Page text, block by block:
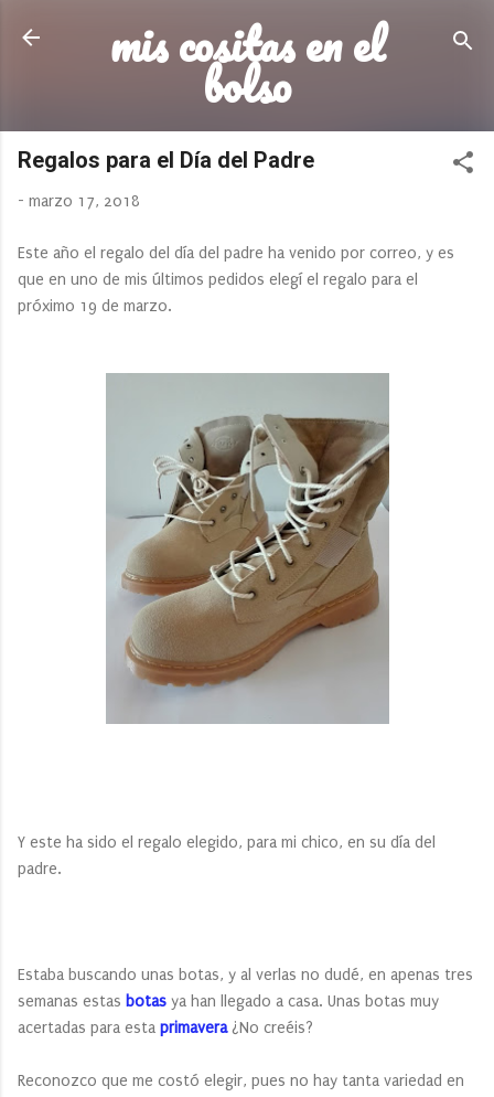
Ir al contenido principal
mis cositas en el
bolso
Regalos para el Día del Padre
- marzo 17, 2018
Este año el regalo del día del padre ha venido por correo, y es
que en uno de mis últimos pedidos elegí el regalo para el
próximo 19 de marzo.
Y este ha sido el regalo elegido, para mi chico, en su día del
padre.
Estaba buscando unas botas, y al verlas no dudé, en apenas tres
semanas estas botas ya han llegado a casa. Unas botas muy
acertadas para esta primavera ¿No creéis?
Reconozco que me costó elegir, pues no hay tanta variedad en